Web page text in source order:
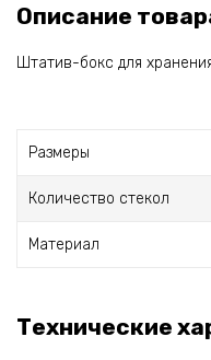
Описание
Штатив-бокс для
Размеры
Количество стекол
Материал
Технические